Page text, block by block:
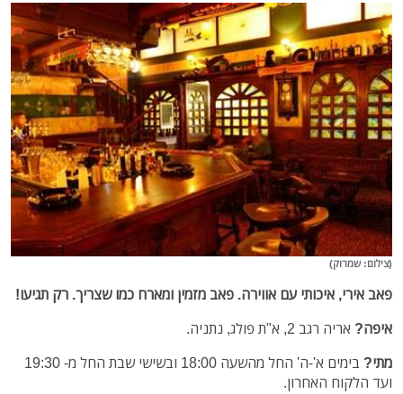
(צילום: שמרוק)
פאב אירי, איכותי עם אווירה. פאב מזמין ומארח כמו שצריך. רק תגיעו!
איפה? אריה רגב 2, א"ת פולג, נתניה.
מתי?
בימים א'-ה' החל מהשעה 18:00 ובשישי שבת החל מ- 19:30
ועד הלקוח האחרון.